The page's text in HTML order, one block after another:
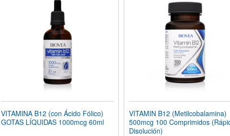
VITAMINA B12 (con Ácido Fólico)
GOTAS LÍQUIDAS 1000mcg 60ml
VITAMIN B12 (Metilcobalamina)
500mcg 100 Comprimidos
Disolución)